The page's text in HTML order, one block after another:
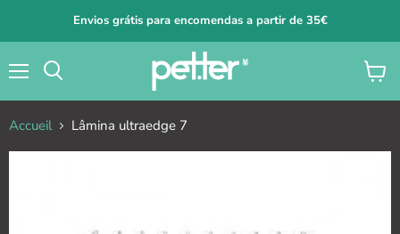
Envios grátis para encomendas a partir de 35€
Voir
le
Accueil Lâmina ultraedge 7